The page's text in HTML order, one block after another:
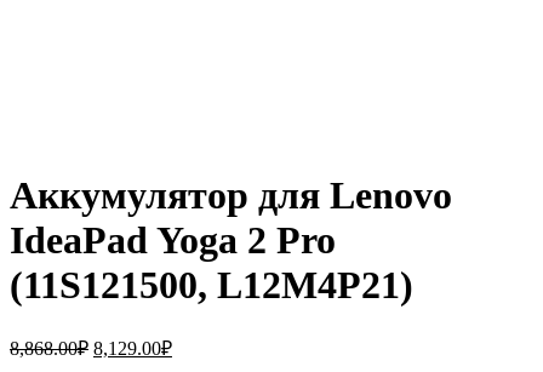
Аккумулятор для Lenovo
IdeaPad Yoga 2 Pro
(11S121500, L12M4P21)
8,868.00₽ Первоначальная
8,129.00₽Текущая